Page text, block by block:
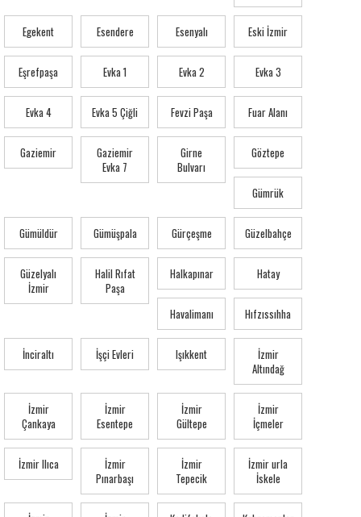
Egekent Esendere Esenyalı Eski İzmir
Eşrefpaşa Evka 1 Evka 2 Evka 3
Evka 4 Evka 5 Çiğli Fevzi Paşa Fuar Alanı
Gaziemir
Gaziemir
Evka 7
Girne
Bulvarı
Göztepe
Gümrük
Gümüldür Gümüşpala Gürçeşme Güzelbahçe
Güzelyalı
İzmir
Halil Rıfat
Paşa
Halkapınar Hatay
Havalimanı Hıfzıssıhha
İnciraltı İşçi Evleri Işıkkent
İzmir
Altındağ
İzmir
Çankaya
İzmir
Esentepe
İzmir
Gültepe
İzmir
İçmeler
İzmir Ilıca
İzmir
Pınarbaşı
İzmir
Tepecik
İzmir urla
İskele